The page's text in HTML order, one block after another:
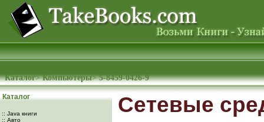
Каталог>Компьютеры>5-8459-0426-9
Каталог
:: Java книги
:: Авто
Сетевые